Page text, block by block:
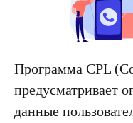
Программа CPL
предусматривает
данные